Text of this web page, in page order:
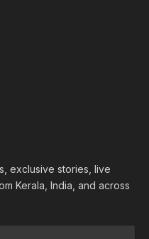
exclusive stories, live
Kerala, India, and across